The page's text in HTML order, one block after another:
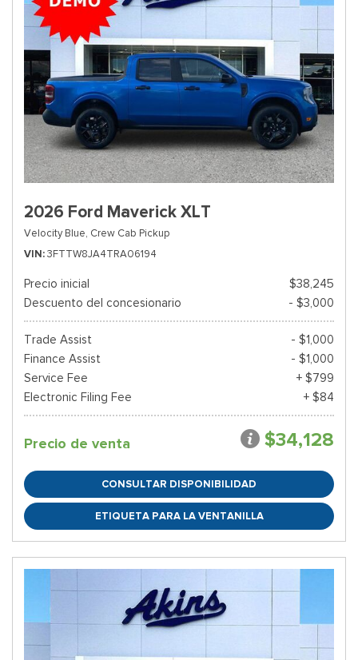
2026 Ford Maverick XLT
Velocity Blue, Crew Cab Pickup
VIN 3FTTW8JA4TRA06194
Precio inicial
$38,245
Descuento del concesionario
- $3,000
Trade Assist
- $1,000
Finance Assist
- $1,000
Service Fee
+ $799
Electronic Filing Fee
+ $84
Precio de venta $34,128
CONSULTAR DISPONIBILIDAD
ETIQUETA PARA LA VENTANILLA